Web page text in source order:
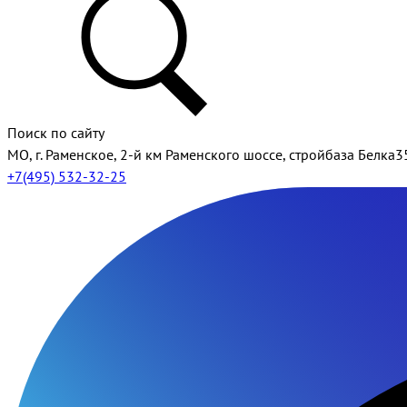
Поиск по сайту
МО, г. Раменское, 2-й км Раменского шоссе, стройбаза
+7(495) 532-32-25